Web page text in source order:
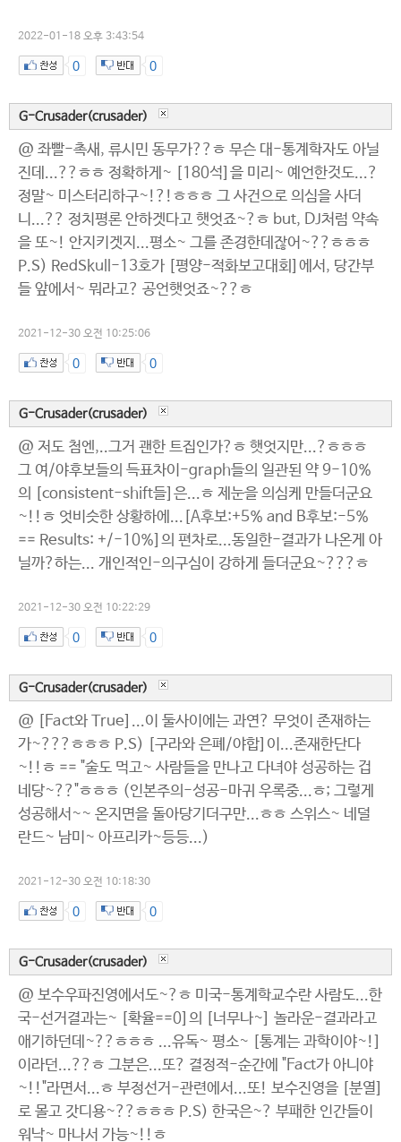
2022-01-18 오후 3:43:54
0 0
G-Crusader(crusader)
@ 좌빨-촉새, 류시민 동무가??ㅎ 무슨 대-통계학자도 아닐
진데...??ㅎㅎ 정확하게~ [180석]을 미리~ 예언한것도...?
정말~ 미스터리하구~!?!ㅎㅎㅎ 그 사건으로 의심을 사더
니...?? 정치평론 안하겟다고 햇엇죠~?ㅎ but, DJ처럼 약속
을 또~! 안지키겟지...평소~ 그를 존경한데잖어~??ㅎㅎㅎ
P.S) RedSkull-13호가 [평양-적화보고대회]에서, 당간부
들 앞에서~ 뭐라고? 공언햇엇죠~??ㅎ
2021-12-30 오전 10:25:06
0 0
G-Crusader(crusader)
@ 저도 첨엔,..그거 괜한 트집인가?ㅎ 햇엇지만...?ㅎㅎㅎ
그 여/야후보들의 득표차이-graph들의 일관된 약 9-10%
의 [consistent-shift들]은...ㅎ 제눈을 의심케 만들더군요
~!!ㅎ 엇비슷한 상황하에...[A후보:+5% and B후보:-5%
== Results: +/-10%]의 편차로...동일한-결과가 나온게 아
닐까?하는... 개인적인-의구심이 강하게 들더군요~???ㅎ
2021-12-30 오전 10:22:29
0 0
G-Crusader(crusader)
@ [Fact와 True]...이 둘사이에는 과연? 무엇이 존재하는
가~???ㅎㅎㅎ P.S) [구라와 은폐/야합]이...존재한단다
~!!ㅎ == "술도 먹고~ 사람들을 만나고 다녀야 성공하는 겁
네당~??"ㅎㅎㅎ (인본주의-성공-마귀 우록중...ㅎ; 그렇게
성공해서~~ 온지면을 돌아당기더구만...ㅎㅎ 스위스~ 네덜
란드~ 남미~ 아프리카~등등...)
2021-12-30 오전 10:18:30
0 0
G-Crusader(crusader)
@ 보수우파진영에서도~?ㅎ 미국-통계학교수란 사람도...한
국-선거결과는~ [확율==0]의 [너무나~] 놀라운-결과라고
애기하던데~??ㅎㅎㅎ ...유독~ 평소~ [통계는 과학이야~!]
이라던...??ㅎ 그분은...또? 결정적-순간에 "Fact가 아니야
~!!"라면서...ㅎ 부정선거-관련에서...또! 보수진영을 [분열]
로 몰고 갓디용~??ㅎㅎㅎ P.S) 한국은~? 부패한 인간들이
워낙~ 마나서 가능~!!ㅎ